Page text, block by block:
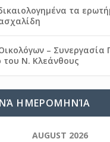
τα
– Συνεργασία
του Ν. Κλεάνθους
ΗΜΕΡΟΜΗΝΊΑ
AUGUST 2026